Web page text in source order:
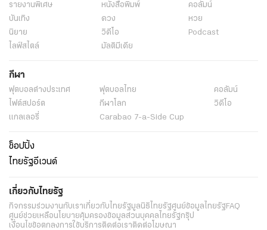
รายงานพิเศษ หนังสือพิมพ์
คอลัมน์
บันเทิง
ดวง
หวย
นิยาย
วิดีโอ
Podcast
ไลฟ์สไตล์
มัลติมีเดีย
กีฬา
ฟุตบอลต่่างประเทศ ฟุตบอลไทย
คอลัมน์
ไฟต์สปอร์ต
กีฬาโลก
วิดีโอ
แกลเลอรี่
Carabao 7-a-Side Cup
ช็อปปิ้ง
ไทยรัฐอีเวนต์
เกี่ยวกับไทยรัฐ
กิจกรรมร่วมงานกับเราเกี่ยวกับไทยรัฐมูลนิธิไทยรัฐศูนย์ข้อมูลไทยรัฐFAQ
ศูนย์ช่วยเหลือนโยบายคุ้มครองข้อมูลส่วนบุคคลไทยรัฐกรุ๊ป
เงื่อนไขข้อตกลงการใช้บริการติดต่อเราติดต่อโฆษณา